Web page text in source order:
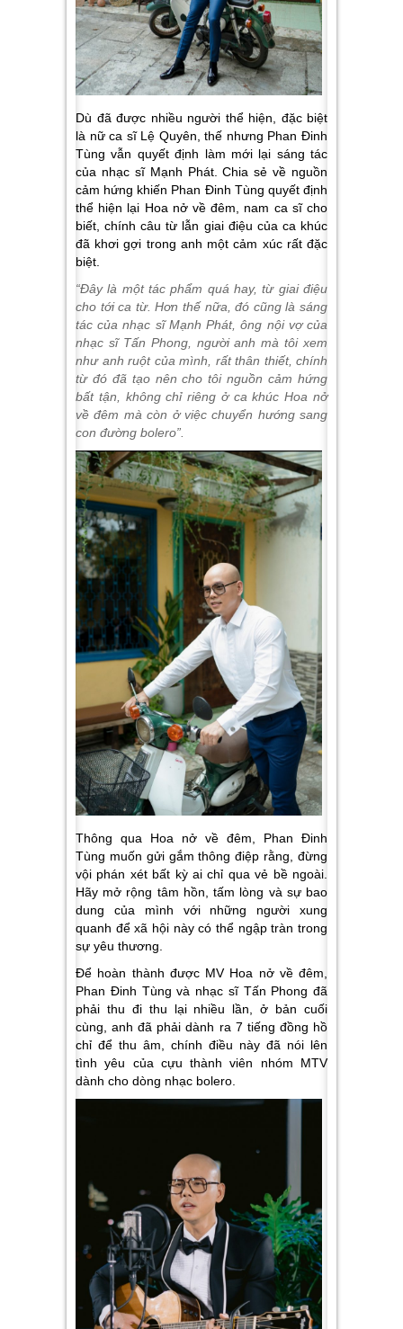
Dù đã được nhiều người thể hiện, đặc biệt
là nữ ca sĩ Lệ Quyên, thế nhưng Phan Đinh
Tùng vẫn quyết định làm mới lại sáng tác
của nhạc sĩ Mạnh Phát. Chia sẻ về nguồn
cảm hứng khiến Phan Đinh Tùng quyết định
thể hiện lại Hoa nở về đêm, nam ca sĩ cho
biết, chính câu từ lẫn giai điệu của ca khúc
đã khơi gợi trong anh một cảm xúc rất đặc
biệt.
“Đây là một tác phẩm quá hay, từ giai điệu
cho tới ca từ. Hơn thế nữa, đó cũng là sáng
tác của nhạc sĩ Mạnh Phát, ông nội vợ của
nhạc sĩ Tấn Phong, người anh mà tôi xem
như anh ruột của mình, rất thân thiết, chính
từ đó đã tạo nên cho tôi nguồn cảm hứng
bất tận, không chỉ riêng ở ca khúc Hoa nở
về đêm mà còn ở việc chuyển hướng sang
con đường bolero”.
Thông qua Hoa nở về đêm, Phan Đinh
Tùng muốn gửi gắm thông điệp rằng, đừng
vội phán xét bất kỳ ai chỉ qua vẻ bề ngoài.
Hãy mở rộng tâm hồn, tấm lòng và sự bao
dung của mình với những người xung
quanh để xã hội này có thể ngập tràn trong
sự yêu thương.
Để hoàn thành được MV Hoa nở về đêm,
Phan Đinh Tùng và nhạc sĩ Tấn Phong đã
phải thu đi thu lại nhiều lần, ở bản cuối
cùng, anh đã phải dành ra 7 tiếng đồng hồ
chỉ để thu âm, chính điều này đã nói lên
tình yêu của cựu thành viên nhóm MTV
dành cho dòng nhạc bolero.